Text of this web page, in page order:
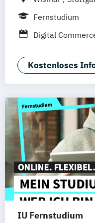
Frankfurt am
Nürnberg
Fernstudium
Digital
Kostenloses
IU Fernstudium